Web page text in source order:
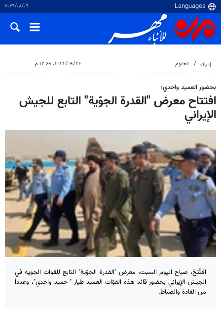
٠٦‏/٠٨‏/٢٠٢٦
إيران العلوم ٢٤‏/٠٩‏/٢٠٢٢، ١٢:٤٩ م
بحضور العميد واحدي؛
افتتاح معرض "القدرة الجوّية" التابع للجيش
الإيراني
افتُتِحَ، صباح اليوم السبت، معرض "القدرة الجوّية" التابع للقوات الجوية في
الجيش الإيراني بحضور قائد هذه القوّات العميد طيار " حميد واحدي"، وعدداً
من القادة والضباط.